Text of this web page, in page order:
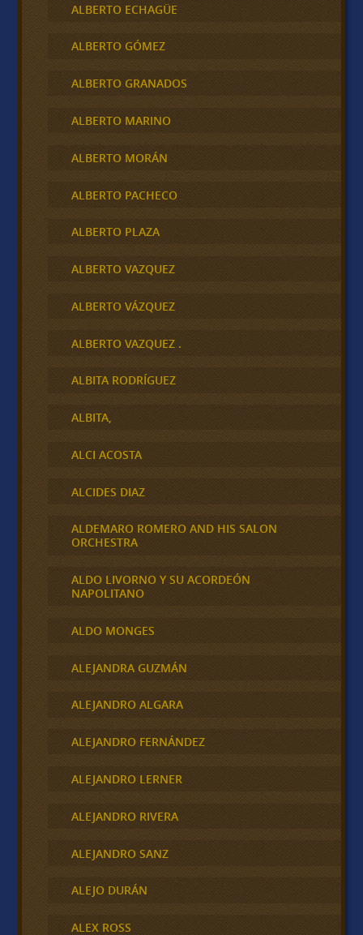
ALBERTO ECHAGÜE
ALBERTO GÓMEZ
ALBERTO GRANADOS
ALBERTO MARINO
ALBERTO MORÁN
ALBERTO PACHECO
ALBERTO PLAZA
ALBERTO VAZQUEZ
ALBERTO VÁZQUEZ
ALBERTO VAZQUEZ .
ALBITA RODRÍGUEZ
ALBITA,
ALCI ACOSTA
ALCIDES DIAZ
ALDEMARO ROMERO AND HIS SALON
ORCHESTRA
ALDO LIVORNO Y SU ACORDEÓN
NAPOLITANO
ALDO MONGES
ALEJANDRA GUZMÁN
ALEJANDRO ALGARA
ALEJANDRO FERNÁNDEZ
ALEJANDRO LERNER
ALEJANDRO RIVERA
ALEJANDRO SANZ
ALEJO DURÁN
ALEX ROSS